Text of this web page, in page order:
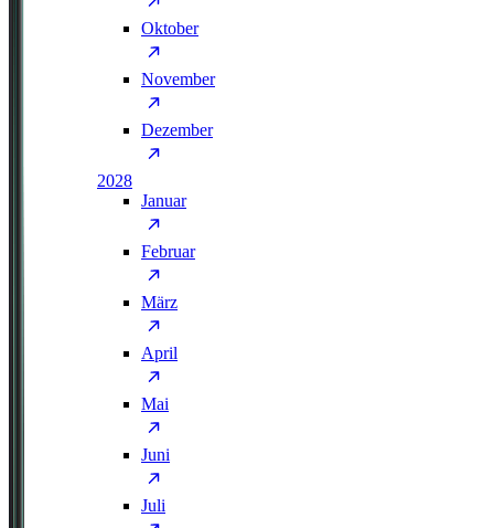
Oktober
November
Dezember
2028
Januar
Februar
März
April
Mai
Juni
Juli